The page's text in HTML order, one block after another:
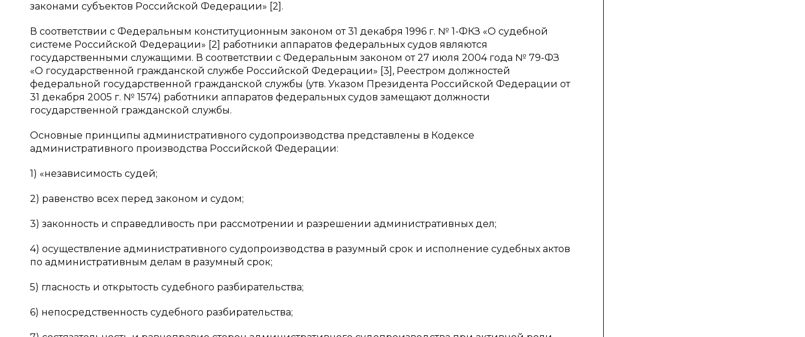
законами субъектов Российской Федерации» [2].
В соответствии с Федеральным конституционным законом от 31 декабря 1996 г. № 1-ФКЗ «О судебной
системе Российской Федерации» [2] работники аппаратов федеральных судов являются
государственными служащими. В соответствии с Федеральным законом от 27 июля 2004 года № 79-ФЗ
«О государственной гражданской службе Российской Федерации» [3], Реестром должностей
федеральной государственной гражданской службы (утв. Указом Президента Российской Федерации от
31 декабря 2005 г. № 1574) работники аппаратов федеральных судов замещают должности
государственной гражданской службы.
Основные принципы административного судопроизводства представлены в Кодексе
административного производства Российской Федерации:
1) «независимость судей;
2) равенство всех перед законом и судом;
3) законность и справедливость при рассмотрении и разрешении административных дел;
4) осуществление административного судопроизводства в разумный срок и исполнение судебных актов
по административным делам в разумный срок;
5) гласность и открытость судебного разбирательства;
6) непосредственность судебного разбирательства;